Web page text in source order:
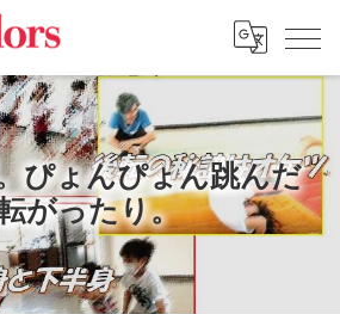
ぴょんぴょん跳んだ
がったり。